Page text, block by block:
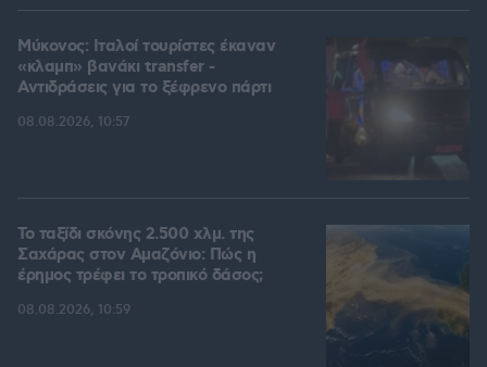
Μύκονος: Ιταλοί τουρίστες έκαναν
«κλαμπ» βανάκι transfer -
Αντιδράσεις για το ξέφρενο πάρτι
08.08.2026, 10:57
Το ταξίδι σκόνης 2.500 χλμ. της
Σαχάρας στον Αμαζόνιο: Πώς η
έρημος τρέφει το τροπικό δάσος;
08.08.2026, 10:59